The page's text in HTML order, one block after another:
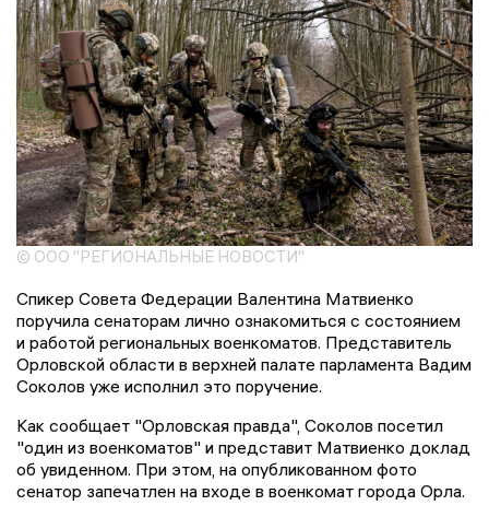
© ООО "РЕГИОНАЛЬНЫЕ НОВОСТИ"
Спикер Совета Федерации Валентина Матвиенко
поручила сенаторам лично ознакомиться с состоянием
и работой региональных военкоматов. Представитель
Орловской области в верхней палате парламента Вадим
Соколов уже исполнил это поручение.
Как сообщает "Орловская правда", Соколов посетил
"один из военкоматов" и представит Матвиенко доклад
об увиденном. При этом, на опубликованном фото
сенатор запечатлен на входе в военкомат города Орла.